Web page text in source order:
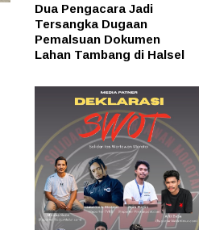
Dua Pengacara Jadi
Tersangka Dugaan
Pemalsuan Dokumen
Lahan Tambang di Halsel